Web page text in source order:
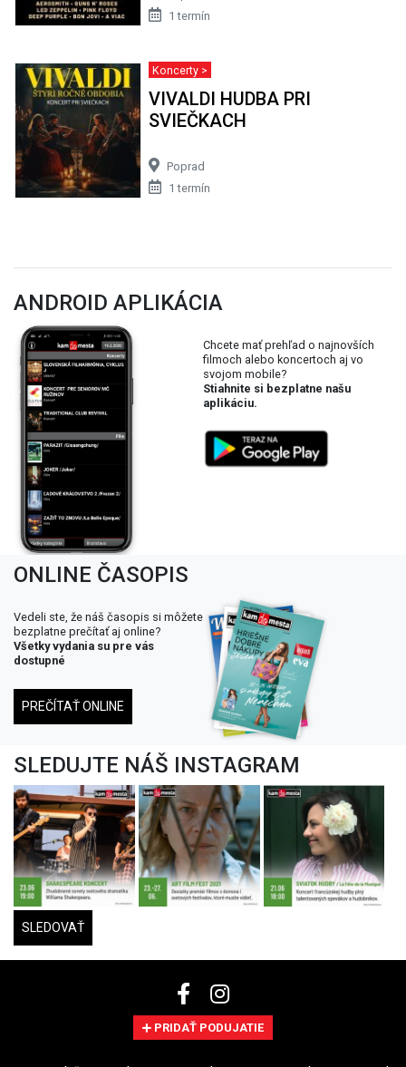
1 termín
Koncerty >
VIVALDI HUDBA PRI
SVIEČKACH
Poprad
1 termín
ANDROID APLIKÁCIA
Chcete mať prehľad o najnovších
filmoch alebo koncertoch aj vo
svojom mobile?
Stiahnite si bezplatne našu
aplikáciu.
ONLINE ČASOPIS
Vedeli ste, že náš časopis si môžete
bezplatne prečítať aj online?
Všetky vydania su pre vás
dostupné
PREČÍTAŤ ONLINE
SLEDUJTE NÁŠ INSTAGRAM
SLEDOVAŤ
PRIDAŤ PODUJATIE